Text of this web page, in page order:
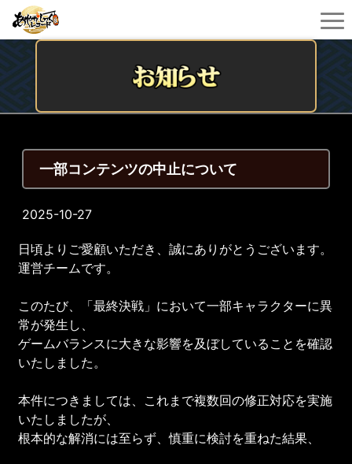
一部コンテンツの中止について
2025-10-27
日頃よりご愛顧いただき、誠にありがとうございます。
運営チームです。
このたび、「最終決戦」において一部キャラクターに異
常が発生し、
ゲームバランスに大きな影響を及ぼしていることを確認
いたしました。
本件につきましては、これまで複数回の修正対応を実施
いたしましたが、
根本的な解消には至らず、慎重に検討を重ねた結果、